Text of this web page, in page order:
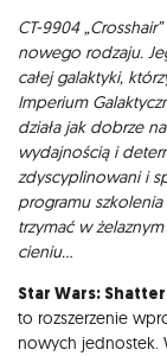
Opis
CT-9904
nowego rodzaju.
całej galaktyki,
Imperium
działa jak dobrze
wydajnością i
zdyscyplinowani i
programu
trzymać w
cieniu…
Star Wars:
to rozszerzenie
nowych jednostek.